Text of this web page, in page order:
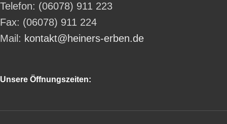
Telefon: (06078) 911 223
Fax: (06078) 911 224
Mail: kontakt@heiners-erben.de
Unsere Öffnungszeiten: